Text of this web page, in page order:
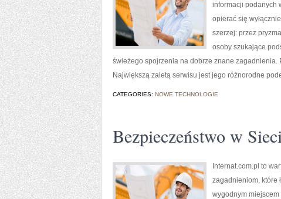
informacji podanych
opierać się
szerzej: przez
osoby szukające
świeżego spojrzenia na dobrze znane
Największą zaletą serwisu jest jego różnorodne
CATEGORIES: NOWE TECHNOLOGIE
Bezpieczeństwo w
Internat.com.pl to
zagadnieniom, które
wygodnym